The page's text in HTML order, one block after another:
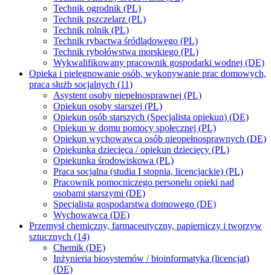
Technik ogrodnik (PL)
Technik pszczelarz (PL)
Technik rolnik (PL)
Technik rybactwa śródlądowego (PL)
Technik rybołówstwa morskiego (PL)
Wykwalifikowany pracownik gospodarki wodnej (DE)
Opieka i pielęgnowanie osób, wykonywanie prac domowych,
praca służb socjalnych (11)
Asystent osoby niepełnosprawnej (PL)
Opiekun osoby starszej (PL)
Opiekun osób starszych (Specjalista opiekun) (DE)
Opiekun w domu pomocy społecznej (PL)
Opiekun wychowawca osób nieopełnosprawnych (DE)
Opiekunka dziecięca / opiekun dziecięcy (PL)
Opiekunka środowiskowa (PL)
Praca socjalna (studia I stopnia, licencjackie) (PL)
Pracownik pomocniczego personelu opieki nad
osobami starszymi (DE)
Specjalista gospodarstwa domowego (DE)
Wychowawca (DE)
Przemysł chemiczny, farmaceutyczny, papierniczy i tworzyw
sztucznych (14)
Chemik (DE)
Inżynieria biosystemów / bioinformatyka (licencjat)
(DE)